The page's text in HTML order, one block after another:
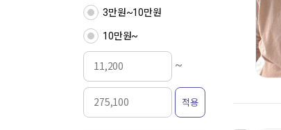
3만원~10만원
10만원~
~
적용